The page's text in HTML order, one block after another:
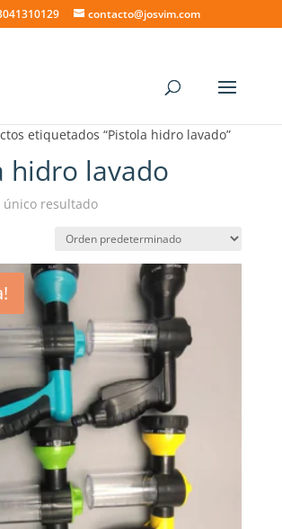
contacto@josvim.com
etiquetados “Pistola hidro lavado”
hidro lavado
resultado